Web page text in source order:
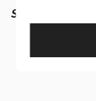
SEGURO